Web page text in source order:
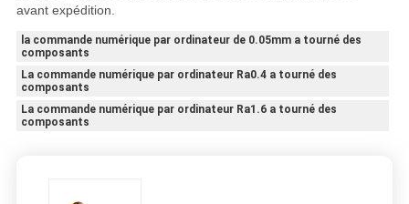
avant expédition.
la commande numérique par ordinateur de 0.05mm a tourné des
composants
La commande numérique par ordinateur Ra0.4 a tourné des
composants
La commande numérique par ordinateur Ra1.6 a tourné des
composants